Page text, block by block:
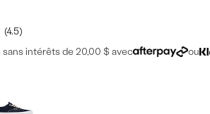
4.5
sans intérêts de 20,00 $ avec ou